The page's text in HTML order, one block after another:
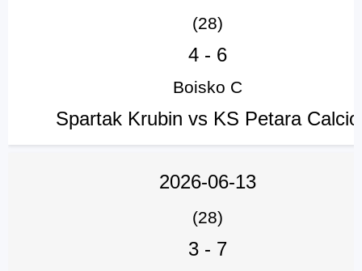
(28)
4- 6
Boisko C
Spartak Krubin vs KS Petara Calcio
2026-06-13
(28)
3- 7